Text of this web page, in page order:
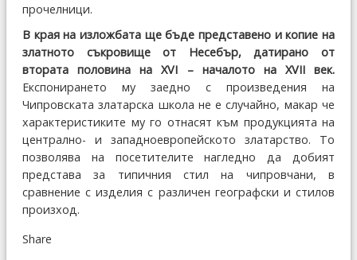
прочелници.
В края на изложбата ще бъде представено и копие на
златното съкровище от Несебър, датирано от
втората половина на XVI – началото на XVII век.
Експонирането му заедно с произведения на
Чипровската златарска школа не е случайно, макар че
характеристиките му го отнасят към продукцията на
централно- и западноевропейското златарство. То
позволява на посетителите нагледно да добият
представа за типичния стил на чипровчани, в
сравнение с изделия с различен географски и стилов
произход.
Share